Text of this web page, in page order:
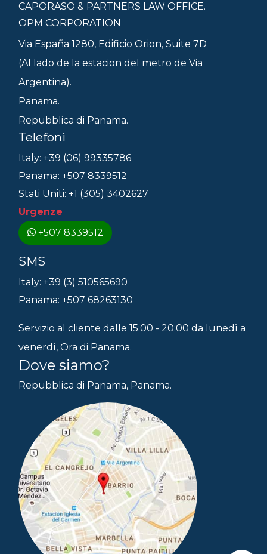
CAPORASO & PARTNERS LAW OFFICE.
OPM CORPORATION
Via España 1280, Edificio Orion, Suite 7D
(Al lado de la estacion del metro de Via
Argentina).
Panama.
Repubblica di Panama.
Telefoni
Italy: +39 (06) 99335786
Panama: +507 8339512
Stati Uniti: +1 (305) 3402627
Urgenze
+507 8339512
SMS
Italy: +39 (3) 510565690
Panama: +507 68263130
Servizio al cliente dalle 15:00 - 20:00 da lunedì a
venerdì, Ora di Panama.
Dove siamo?
Repubblica di Panama, Panama.